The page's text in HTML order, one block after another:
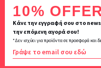
Inscription
newsletter
10%
Κάνε την εγγραφή σου στο
την επόμενη αγορά σου!
*Δεν ισχύει για προϊόντα σε προσφορά και